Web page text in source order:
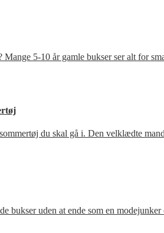
5-10 år gamle bukser ser alt for
du skal gå i. Den velklædte
bukser uden at ende som en